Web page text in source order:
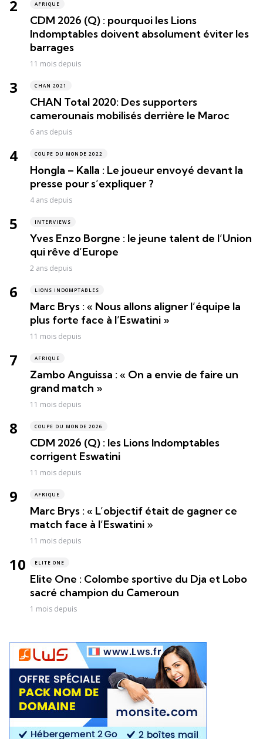
AFRIQUE
CDM 2026 (Q) : pourquoi les Lions
Indomptables doivent absolument éviter les
barrages
11 mois depuis
CHAN 2021
CHAN Total 2020: Des supporters
camerounais mobilisés derrière le Maroc
6 ans depuis
COUPE DU MONDE 2022
Hongla – Kalla : Le joueur envoyé devant la
presse pour s’expliquer ?
4 ans depuis
INTERVIEWS
Yves Enzo Borgne : le jeune talent de l’Union
qui rêve d’Europe
2 ans depuis
LIONS INDOMPTABLES
Marc Brys : « Nous allons aligner l’équipe la
plus forte face à l’Eswatini »
11 mois depuis
AFRIQUE
Zambo Anguissa : « On a envie de faire un
grand match »
11 mois depuis
COUPE DU MONDE 2026
CDM 2026 (Q) : les Lions Indomptables
corrigent Eswatini
11 mois depuis
AFRIQUE
Marc Brys : « L’objectif était de gagner ce
match face à l’Eswatini »
11 mois depuis
ELITE ONE
Elite One : Colombe sportive du Dja et Lobo
sacré champion du Cameroun
1 mois depuis